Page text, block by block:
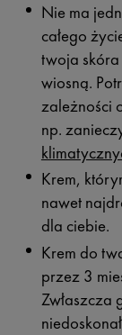
Nie ma
całego
twoja
wiosną.
zależności
np.
Krem,
nawet
dla ciebie.
Krem do
przez 3
Zwłaszcza